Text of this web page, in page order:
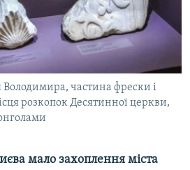
Володимира, частина фрески і
розкопок Десятинної церкви,
мало захоплення міста